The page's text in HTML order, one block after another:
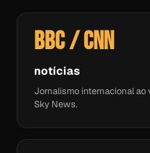
BBC / CNN
notícias
Jornalismo internacional ao
Sky News.